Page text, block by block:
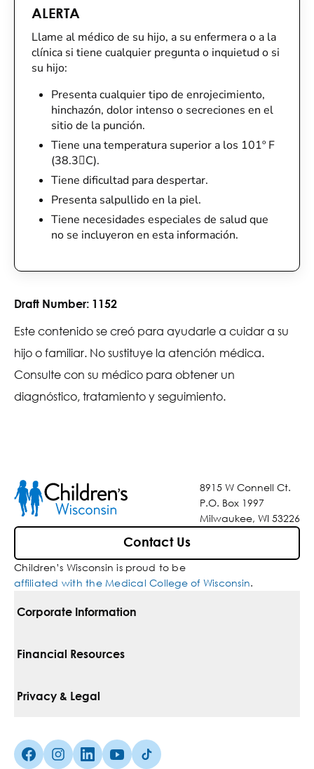
ALERTA
Llame al médico de su hijo, a su enfermera o a la
clínica si tiene cualquier pregunta o inquietud o si
su hijo:
Presenta cualquier tipo de enrojecimiento,
hinchazón, dolor intenso o secreciones en el
sitio de la punción.
Tiene una temperatura superior a los 101º F
(38.3C).
Tiene dificultad para despertar.
Presenta salpullido en la piel.
Tiene necesidades especiales de salud que
no se incluyeron en esta información.
Draft Number: 1152
Este contenido se creó para ayudarle a cuidar a su
hijo o familiar. No sustituye la atención médica.
Consulte con su médico para obtener un
diagnóstico, tratamiento y seguimiento.
8915 W Connell Ct.
P.O. Box 1997
Milwaukee, WI 53226
Contact Us
Children’s Wisconsin is proud to be
affiliated with the Medical College of Wisconsin.
Corporate Information
For Vendors
Media Inquiries
Financial Resources
Pay Your Bill
Insurances We Accept
Privacy & Legal
Facebook (Opens in a new tab)
Instagram (Opens in a new tab)
linkedin (Opens in a new tab)
Youtube (Opens in a new tab)
Tiktok (Opens in a new tab)